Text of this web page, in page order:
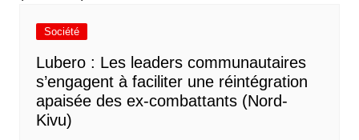
Société
Lubero : Les leaders communautaires
s’engagent à faciliter une réintégration
apaisée des ex-combattants (Nord-
Kivu)